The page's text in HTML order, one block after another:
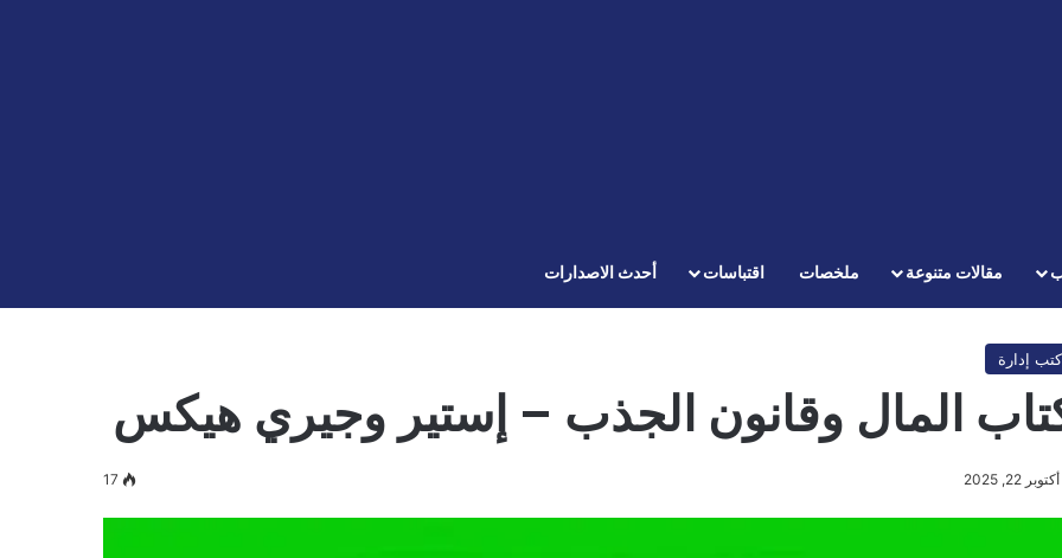
مقالات متنوعة ملخصات اقتباسات أحدث الاصدارات
كتب إدارة
المال وقانون الجذب – إستير وجيري هيكس
أكتوبر 22, 2025 17